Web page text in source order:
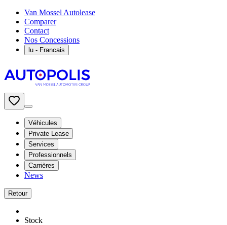
Van Mossel Autolease
Comparer
Contact
Nos Concessions
lu - Francais
Véhicules
Private Lease
Services
Professionnels
Carrières
News
Retour
Stock